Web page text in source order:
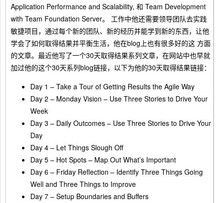
Application Performance and Scalability, 和 Team Development
with Team Foundation Server。 工作中他还需要领导团队去实践
敏捷项目，通过每个新的团队、新的经历并能学到新的东西，让他
学会了如何取得结果并平衡生活，他在blog上也有很多好的这 方面
的文章。最近他写了一个30天取得结果系列文章，在网站中也早就
加过他的这个30天系列blog链接，以下为他的30天取得结果链接：
Day 1 – Take a Tour of Getting Results the Agile Way
Day 2 – Monday Vision – Use Three Stories to Drive Your
Week
Day 3 – Daily Outcomes – Use Three Stories to Drive Your
Day
Day 4 – Let Things Slough Off
Day 5 – Hot Spots – Map Out What’s Important
Day 6 – Friday Reflection – Identify Three Things Going
Well and Three Things to Improve
Day 7 – Setup Boundaries and Buffers